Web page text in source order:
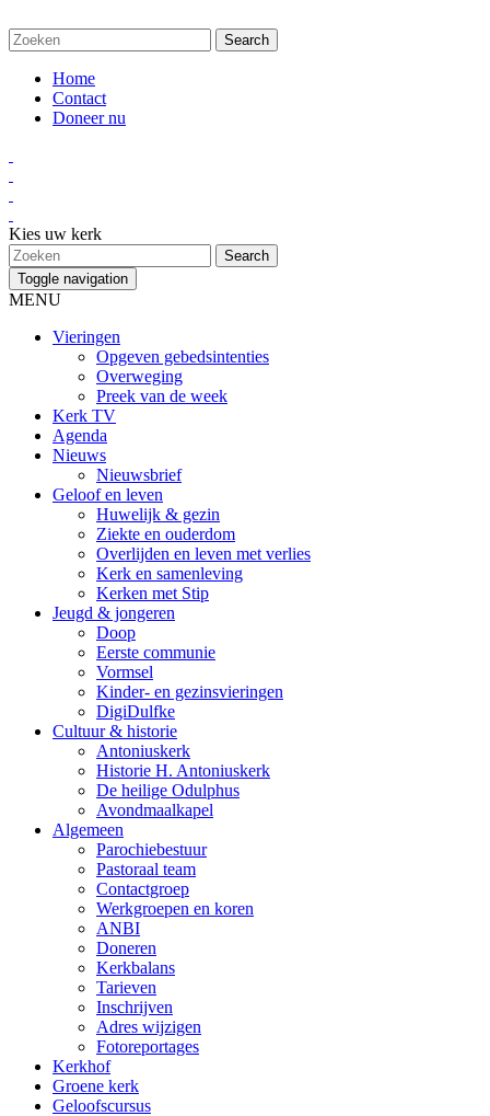
Home
Contact
Doneer nu
Kies uw kerk
Toggle navigation
MENU
Vieringen
Opgeven gebedsintenties
Overweging
Preek van de week
Kerk TV
Agenda
Nieuws
Nieuwsbrief
Geloof en leven
Huwelijk & gezin
Ziekte en ouderdom
Overlijden en leven met verlies
Kerk en samenleving
Kerken met Stip
Jeugd & jongeren
Doop
Eerste communie
Vormsel
Kinder- en gezinsvieringen
DigiDulfke
Cultuur & historie
Antoniuskerk
Historie H. Antoniuskerk
De heilige Odulphus
Avondmaalkapel
Algemeen
Parochiebestuur
Pastoraal team
Contactgroep
Werkgroepen en koren
ANBI
Doneren
Kerkbalans
Tarieven
Inschrijven
Adres wijzigen
Fotoreportages
Kerkhof
Groene kerk
Geloofscursus